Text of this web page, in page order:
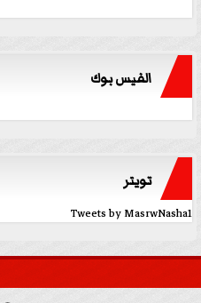
الفيس بوك
تويتر
Tweets by MasrwNasha1